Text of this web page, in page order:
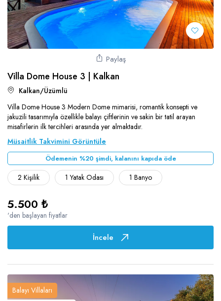
Paylaş
Villa Dome House 3 | Kalkan
Kalkan/Üzümlü
Villa Dome House 3 Modern Dome mimarisi, romantik konsepti ve
jakuzili tasarımıyla özellikle balayı çiftlerinin ve sakin bir tatil arayan
misafirlerin ilk tercihleri arasında yer almaktadır.
Müsaitlik Takvimini Görüntüle
Ödemenin %20 şimdi, kalanını kapıda öde
2 Kişilik 1 Yatak Odası 1 Banyo
5.500 ₺
'den başlayan fiyatlar
İncele
Balayı Villaları